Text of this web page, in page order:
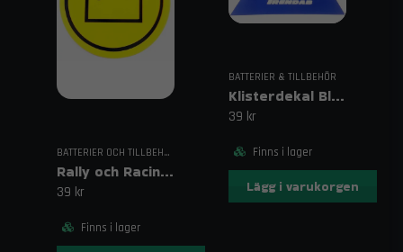
BATTERIER OCH TILLBEHÖR
Rally och Racing Dekal för Batteriets Placering
39 kr
Finns i lager
BATTERIER & TILLBEHÖR
Klisterdekal Blixten Huvudströmbytare Markering
39 kr
Finns i lager
Lägg i varukorgen